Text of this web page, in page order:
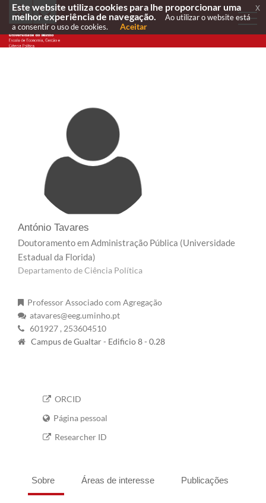
António Tavares
Doutoramento em Administração Pública (Universidade
Estadual da Florida)
Departamento de Ciência Política
Professor Associado com Agregação
atavares@eeg.uminho.pt
601927 , 253604510
Campus de Gualtar - Edificio 8 - 0.28
ORCID
Página pessoal
Researcher ID
Sobre Áreas de interesse Publicações
Este website utiliza cookies para lhe proporcionar uma
melhor experiência de navegação.
Ao utilizar o website está
a consentir o uso de cookies.
Aceitar
x